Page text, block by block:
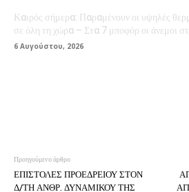
Καιρός σήμερα: Παραμένουν οι υψηλές
σε όλη τη χώρα – Στα 7 μποφόρ οι άνεμοι
6 Αυγούστου, 2026
Προηγούμενο άρθρο
ΕΠΙΣΤΟΛΕΣ ΠΡΟΕΔΡΕΙΟΥ ΣΤΟΝ
Δ/ΤΗ ΑΝΘΡ. ΔΥΝΑΜΙΚΟΥ ΤΗΣ